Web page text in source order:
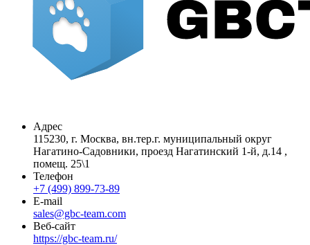
Адрес
115230, г. Москва, вн.тер.г. муниципальный округ
Нагатино-Садовники, проезд Нагатинский 1-й, д.14 ,
помещ. 25\1
Телефон
+7 (499) 899-73-89
E-mail
sales@gbc-team.com
Веб-сайт
https://gbc-team.ru/